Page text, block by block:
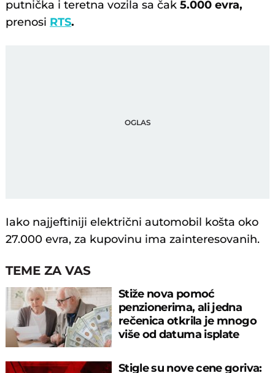
putnička i teretna vozila sa čak 5.000 evra,
prenosi RTS.
Iako najjeftiniji električni automobil košta oko
27.000 evra, za kupovinu ima zainteresovanih.
TEME ZA VAS
Stiže nova pomoć
penzionerima, ali jedna
rečenica otkrila je mnogo
više od datuma isplate
Stigle su nove cene goriva: